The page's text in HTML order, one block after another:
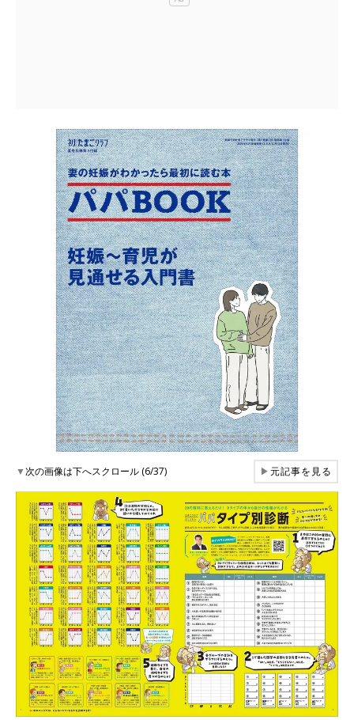
▼次の画像は下へスクロール (6/37) ▶元記事を見る